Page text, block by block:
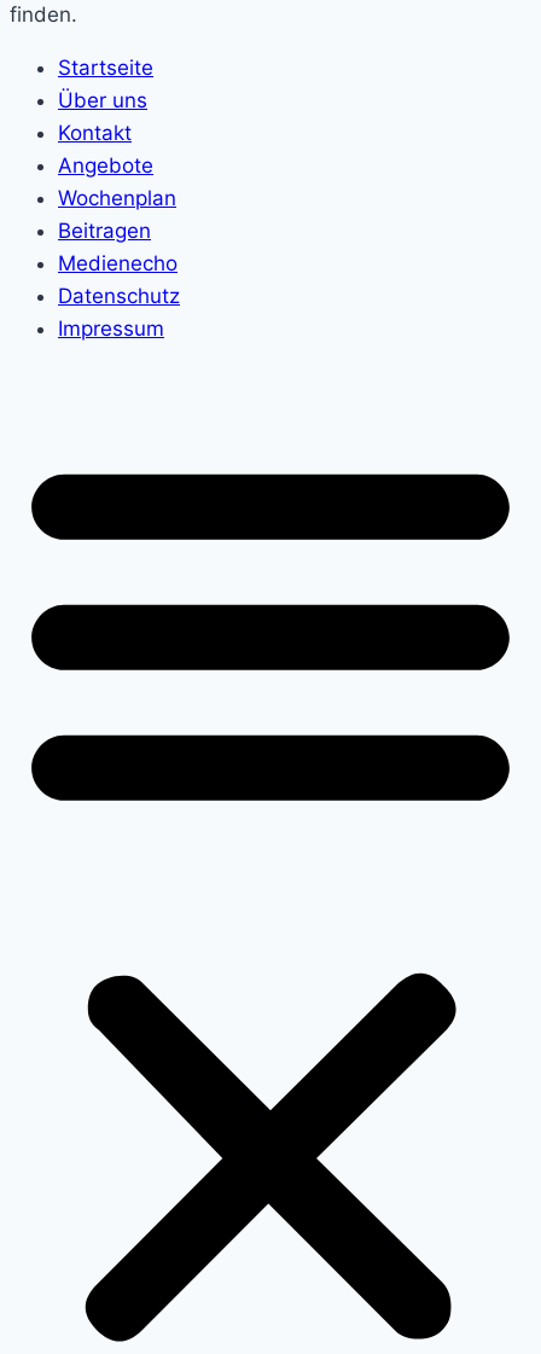
finden.
Startseite
Über uns
Kontakt
Angebote
Wochenplan
Beitragen
Medienecho
Datenschutz
Impressum